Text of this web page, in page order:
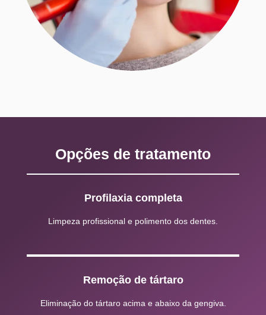
Opções de tratamento
Profilaxia completa
Limpeza profissional e polimento dos dentes.
Remoção de tártaro
Eliminação do tártaro acima e abaixo da gengiva.